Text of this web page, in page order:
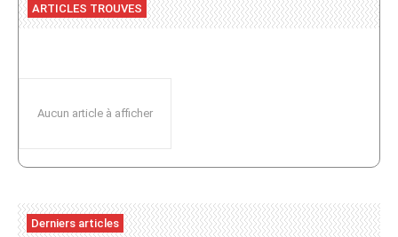
ARTICLES TROUVES
Aucun article à afficher
Derniers articles